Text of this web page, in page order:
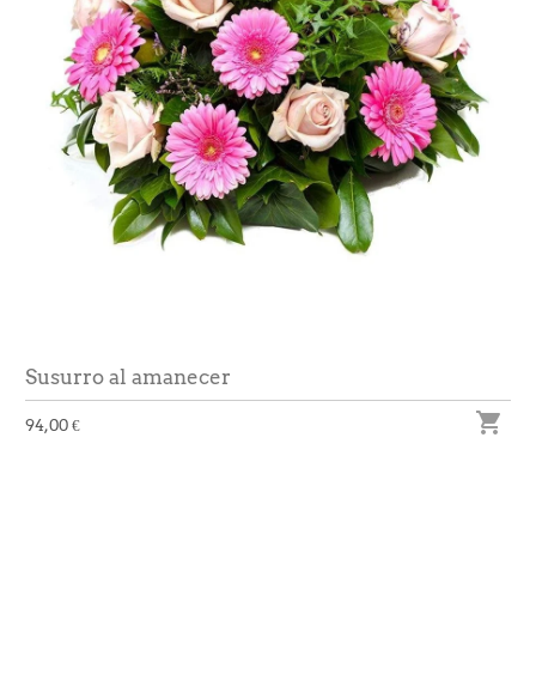
Susurro al amanecer
94,00 € 